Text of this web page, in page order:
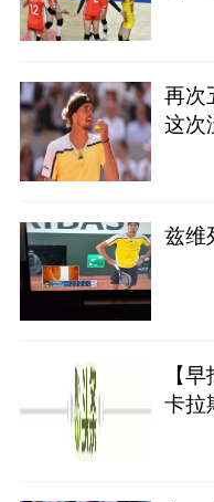
再次
这次
兹维
【
卡拉